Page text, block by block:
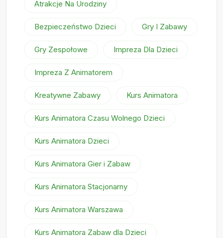
Atrakcje Na Urodziny
Bezpieczeństwo Dzieci Gry I Zabawy
Gry Zespołowe Impreza Dla Dzieci
Impreza Z Animatorem
Kreatywne Zabawy Kurs Animatora
Kurs Animatora Czasu Wolnego Dzieci
Kurs Animatora Dzieci
Kurs Animatora Gier i Zabaw
Kurs Animatora Stacjonarny
Kurs Animatora Warszawa
Kurs Animatora Zabaw dla Dzieci